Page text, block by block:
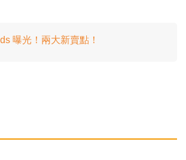
曝光！兩大新賣點！